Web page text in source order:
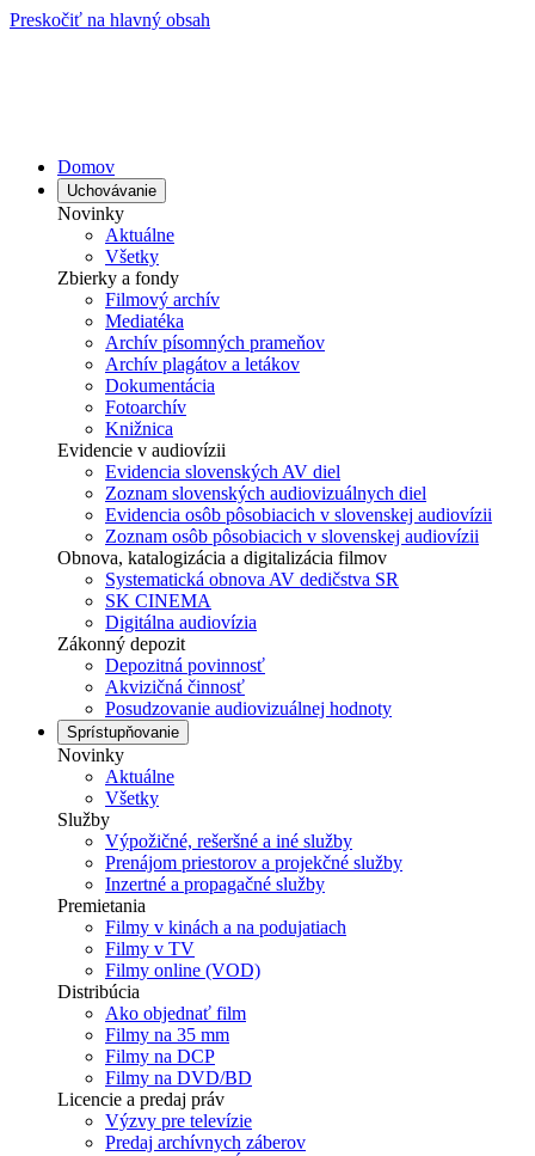
Preskočiť na hlavný obsah
Domov
Uchovávanie
Novinky
Aktuálne
Všetky
Zbierky a fondy
Filmový archív
Mediatéka
Archív písomných prameňov
Archív plagátov a letákov
Dokumentácia
Fotoarchív
Knižnica
Evidencie v audiovízii
Evidencia slovenských AV diel
Zoznam slovenských audiovizuálnych diel
Evidencia osôb pôsobiacich v slovenskej audiovízii
Zoznam osôb pôsobiacich v slovenskej audiovízii
Obnova, katalogizácia a digitalizácia filmov
Systematická obnova AV dedičstva SR
SK CINEMA
Digitálna audiovízia
Zákonný depozit
Depozitná povinnosť
Akvizičná činnosť
Posudzovanie audiovizuálnej hodnoty
Sprístupňovanie
Novinky
Aktuálne
Všetky
Služby
Výpožičné, rešeršné a iné služby
Prenájom priestorov a projekčné služby
Inzertné a propagačné služby
Premietania
Filmy v kinách a na podujatiach
Filmy v TV
Filmy online (VOD)
Distribúcia
Ako objednať film
Filmy na 35 mm
Filmy na DCP
Filmy na DVD/BD
Licencie a predaj práv
Výzvy pre televízie
Predaj archívnych záberov